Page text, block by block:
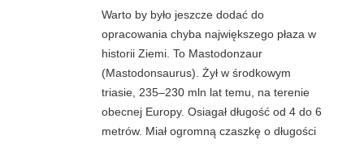
Warto by było jeszcze dodać do
opracowania chyba największego płaza w
historii Ziemi. To Mastodonzaur
(Mastodonsaurus). Żył w środkowym
triasie, 235–230 mln lat temu, na terenie
obecnej Europy. Osiagał długość od 4 do 6
metrów. Miał ogromną czaszkę o długości